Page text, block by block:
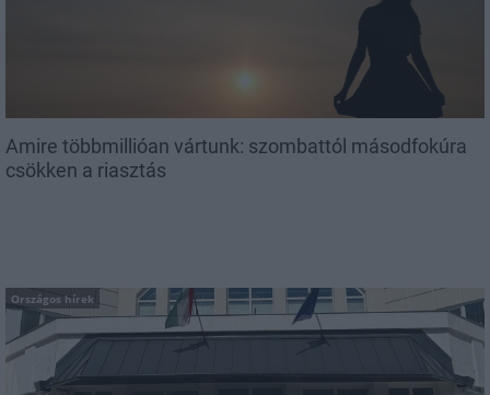
Amire többmillióan vártunk: szombattól másodfokúra
csökken a riasztás
Országos hírek